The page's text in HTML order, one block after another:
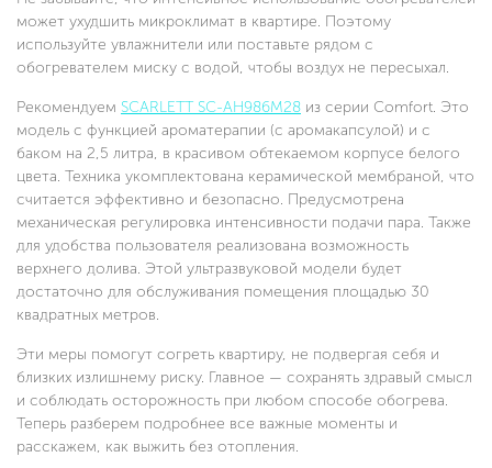
может ухудшить микроклимат в квартире. Поэтому
используйте увлажнители или поставьте рядом с
обогревателем миску с водой, чтобы воздух не пересыхал.
Рекомендуем SCARLETT SC-AH986M28 из серии Comfort. Это
модель с функцией ароматерапии (с аромакапсулой) и с
баком на 2,5 литра, в красивом обтекаемом корпусе белого
цвета. Техника укомплектована керамической мембраной, что
считается эффективно и безопасно. Предусмотрена
механическая регулировка интенсивности подачи пара. Также
для удобства пользователя реализована возможность
верхнего долива. Этой ультразвуковой модели будет
достаточно для обслуживания помещения площадью 30
квадратных метров.
Эти меры помогут согреть квартиру, не подвергая себя и
близких излишнему риску. Главное — сохранять здравый смысл
и соблюдать осторожность при любом способе обогрева.
Теперь разберем подробнее все важные моменты и
расскажем, как выжить без отопления.